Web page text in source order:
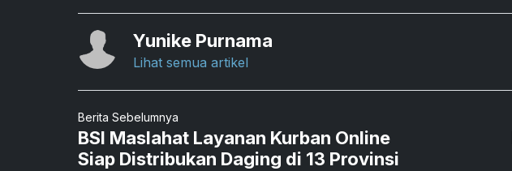
Yunike Purnama
Lihat semua artikel
Berita Sebelumnya
BSI Maslahat Layanan Kurban Online
Siap Distribukan Daging di 13 Provinsi